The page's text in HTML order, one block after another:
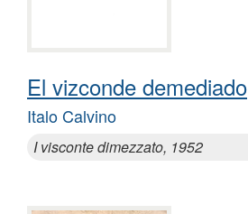
El vizconde demediado
Italo Calvino
I visconte dimezzato, 1952